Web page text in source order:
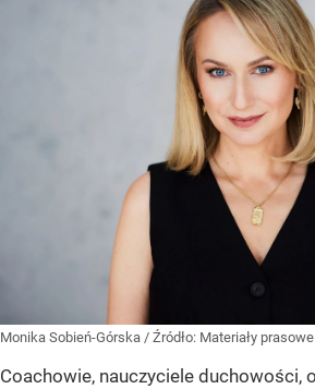
Monika Sobień-Górska / Źródło: Materiały prasowe
Coachowie, nauczyciele duchowości,